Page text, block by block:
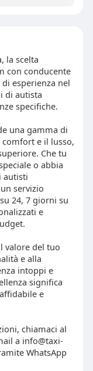
la scelta
con conducente
esperienza nel
di autista
specifiche.
una gamma di
e il lusso,
Che tu
o abbia
autisti
servizio
24, 7 giorni su
e
valore del tuo
e alla
intoppi e
significa
e
chiamaci al
a info@taxi-
WhatsApp